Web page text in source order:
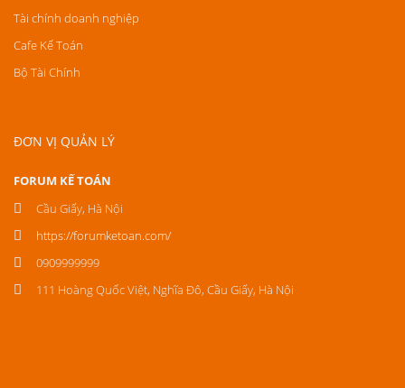
Tài chính doanh nghiệp
Cafe Kế Toán
Bộ Tài Chính
ĐƠN VỊ QUẢN LÝ
FORUM KẾ TOÁN
Cầu Giấy, Hà Nội
https://forumketoan.com/
0909999999
111 Hoàng Quốc Việt, Nghĩa Đô, Cầu Giấy, Hà Nội